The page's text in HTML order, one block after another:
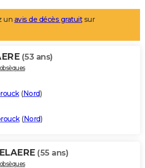
un avis de décès gratuitsur
(53 ans)
(Nord)
(Nord)
(55 ans)